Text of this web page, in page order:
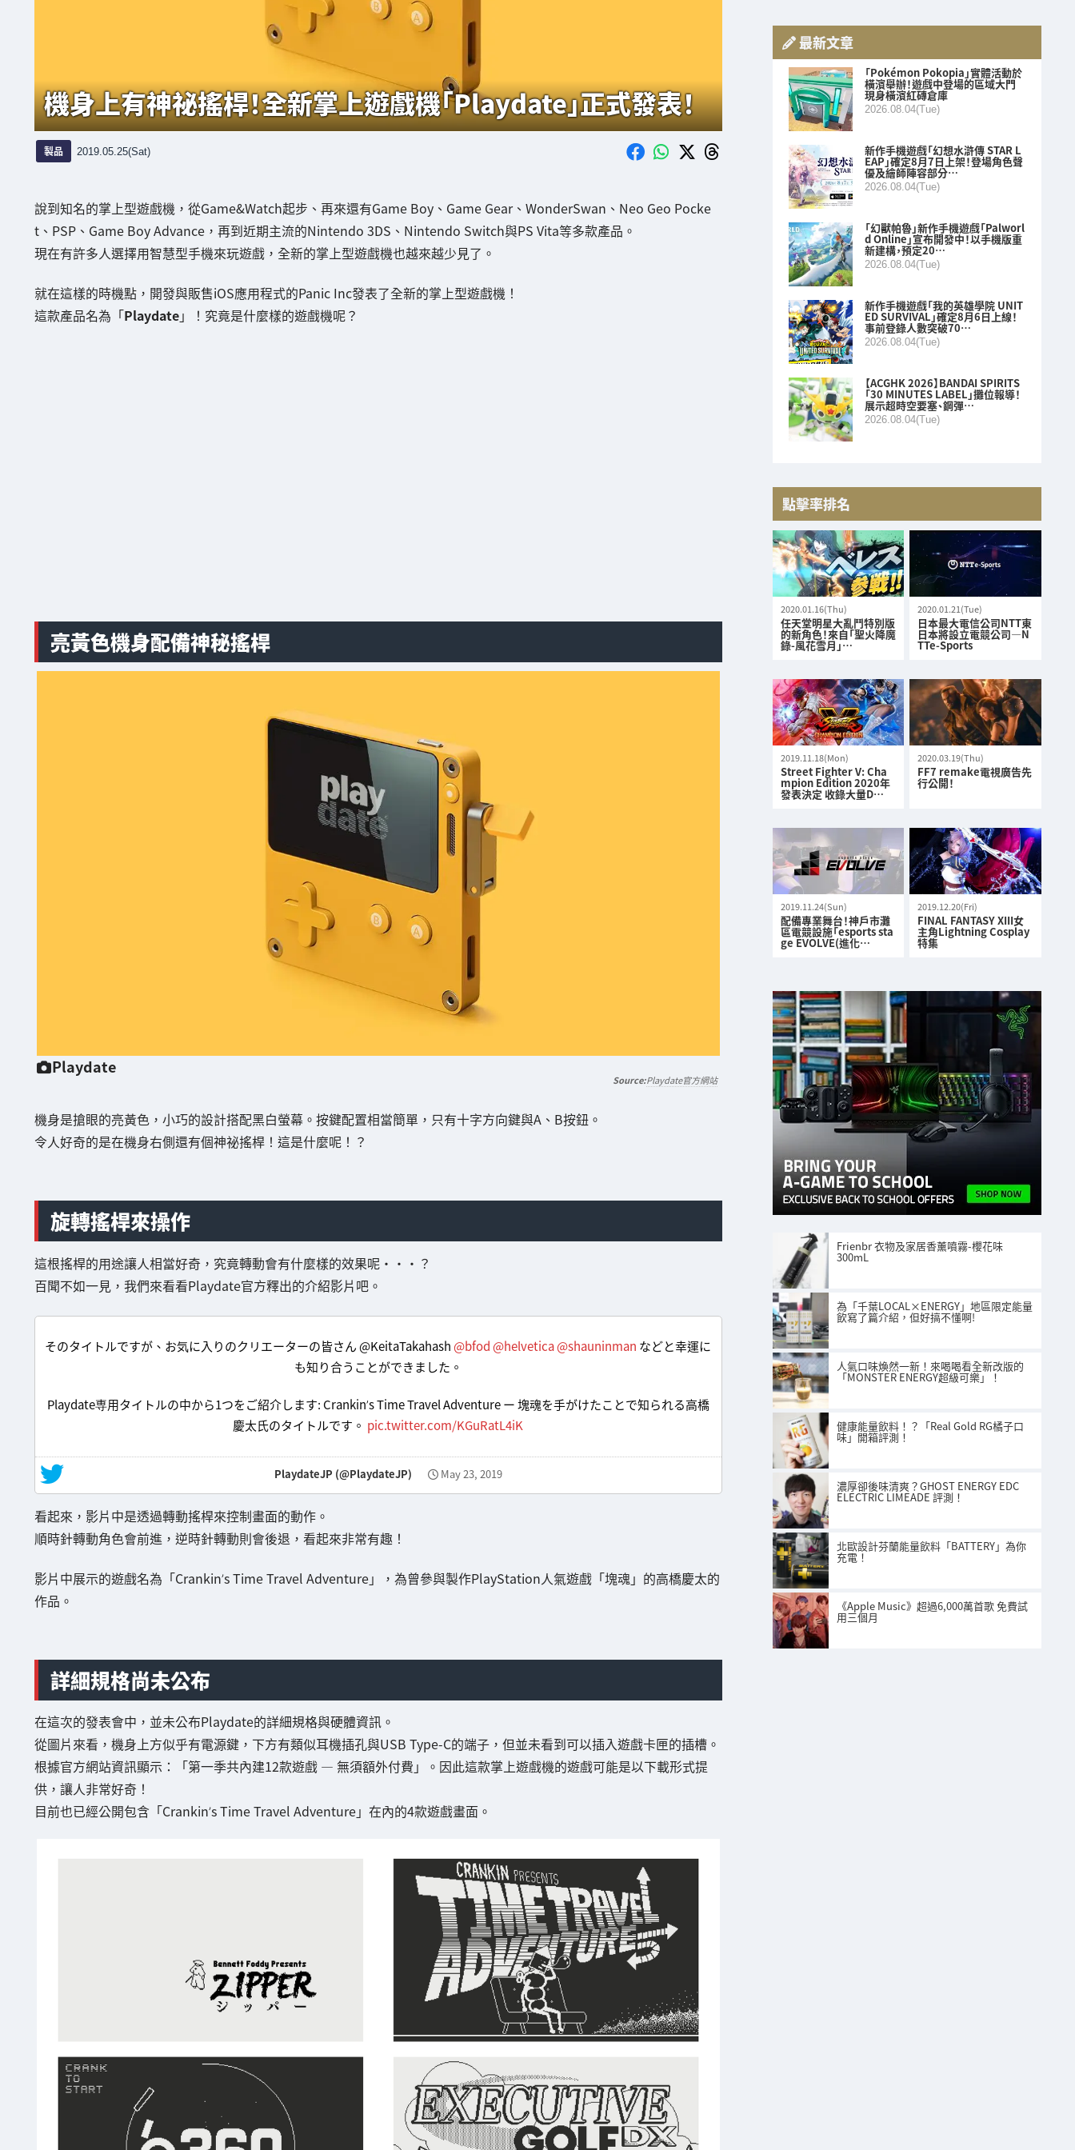
機身上有神祕搖桿！全新掌上遊戲機「Playdate」正式發表！
製品 2019.05.25(Sat)
說到知名的掌上型遊戲機，從Game&Watch起步、再來還有Game Boy、Game Gear、WonderSwan、Neo Geo Pocke
t、PSP、Game Boy Advance，再到近期主流的Nintendo 3DS、Nintendo Switch與PS Vita等多款產品。
現在有許多人選擇用智慧型手機來玩遊戲，全新的掌上型遊戲機也越來越少見了。
就在這樣的時機點，開發與販售iOS應用程式的Panic Inc發表了全新的掌上型遊戲機！
這款產品名為「Playdate」！究竟是什麼樣的遊戲機呢？
亮黃色機身配備神秘搖桿
Playdate
Playdate官方網站
機身是搶眼的亮黃色，小巧的設計搭配黑白螢幕。按鍵配置相當簡單，只有十字方向鍵與A、B按鈕。
令人好奇的是在機身右側還有個神祕搖桿！這是什麼呢！？
旋轉搖桿來操作
這根搖桿的用途讓人相當好奇，究竟轉動會有什麼樣的效果呢・・・？
百聞不如一見，我們來看看Playdate官方釋出的介紹影片吧。
そのタイトルですが、お気に入りのクリエーターの皆さん @KeitaTakahash@bfod@helvetica@shauninman などと幸運に
も知り合うことができました。
Playdate専用タイトルの中から1つをご紹介します: Crankin’s Time Travel Adventure ー 塊魂を手がけたことで知られる高橋
慶太氏のタイトルです。 pic.twitter.com/KGuRatL4iK
— PlaydateJP (@PlaydateJP) May 23, 2019
看起來，影片中是透過轉動搖桿來控制畫面的動作。
順時針轉動角色會前進，逆時針轉動則會後退，看起來非常有趣！
影片中展示的遊戲名為「Crankin’s Time Travel Adventure」，為曾參與製作PlayStation人氣遊戲「塊魂」的高橋慶太的
作品。
詳細規格尚未公布
在這次的發表會中，並未公布Playdate的詳細規格與硬體資訊。
從圖片來看，機身上方似乎有電源鍵，下方有類似耳機插孔與USB Type-C的端子，但並未看到可以插入遊戲卡匣的插槽。
根據官方網站資訊顯示：「第一季共內建12款遊戲 — 無須額外付費」。因此這款掌上遊戲機的遊戲可能是以下載形式提
供，讓人非常好奇！
目前也已經公開包含「Crankin’s Time Travel Adventure」在內的4款遊戲畫面。
最新文章
「Pokémon Pokopia」實體活動於
橫濱舉辦！遊戲中登場的區域大門
現身橫濱紅磚倉庫
2026.08.04(Tue)
新作手機遊戲「幻想水滸傳 STAR L
EAP」確定8月7日上架！登場角色聲
優及繪師陣容部分…
2026.08.04(Tue)
「幻獸帕魯」新作手機遊戲「Palworl
d Online」宣布開發中！以手機版重
新建構，預定20…
2026.08.04(Tue)
新作手機遊戲「我的英雄學院 UNIT
ED SURVIVAL」確定8月6日上線！
事前登錄人數突破70…
2026.08.04(Tue)
【ACGHK 2026】BANDAI SPIRITS
「30 MINUTES LABEL」攤位報導！
展示超時空要塞、鋼彈…
2026.08.04(Tue)
點擊率排名
2020.01.16(Thu)
任天堂明星大亂鬥特別版
的新角色！來自「聖火降魔
錄-風花雪月」…
2020.01.21(Tue)
日本最大電信公司NTT東
日本將設立電競公司—N
TTe-Sports
2019.11.18(Mon)
Street Fighter V: Cha
mpion Edition 2020年
發表決定 收錄大量D…
2020.03.19(Thu)
FF7 remake電視廣告先
行公開！
2019.11.24(Sun)
配備專業舞台！神戶市灘
區電競設施「esports sta
ge EVOLVE(進化…
2019.12.20(Fri)
FINAL FANTASY XIII女
主角Lightning Cosplay
特集
Frienbr 衣物及家居香薰噴霧-櫻花味
300mL
為「千葉LOCAL×ENERGY」地區限定能量
飲寫了篇介紹，但好搞不懂啊!
人氣口味煥然一新！來喝喝看全新改版的
「MONSTER ENERGY超級可樂」！
健康能量飲料！？「Real Gold RG橘子口
味」開箱評測！
濃厚卻後味清爽？GHOST ENERGY EDC
ELECTRIC LIMEADE 評測！
北歐設計芬蘭能量飲料「BATTERY」為你
充電！
《Apple Music》超過6,000萬首歌 免費試
用三個月